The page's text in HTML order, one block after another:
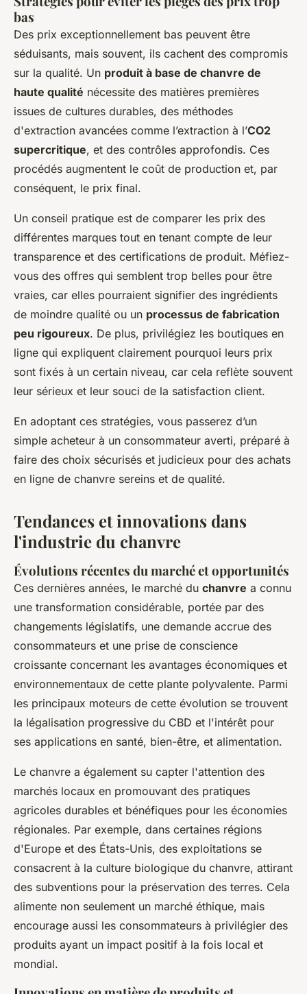
bas
Des prix exceptionnellement bas peuvent être
séduisants, mais souvent, ils cachent des compromis
sur la qualité. Un produit à base de chanvre de
haute qualité nécessite des matières premières
issues de cultures durables, des méthodes
d'extraction avancées comme l’extraction à l’CO2
supercritique, et des contrôles approfondis. Ces
procédés augmentent le coût de production et, par
conséquent, le prix final.
Un conseil pratique est de comparer les prix des
différentes marques tout en tenant compte de leur
transparence et des certifications de produit. Méfiez-
vous des offres qui semblent trop belles pour être
vraies, car elles pourraient signifier des ingrédients
de moindre qualité ou un processus de fabrication
peu rigoureux. De plus, privilégiez les boutiques en
ligne qui expliquent clairement pourquoi leurs prix
sont fixés à un certain niveau, car cela reflète souvent
leur sérieux et leur souci de la satisfaction client.
En adoptant ces stratégies, vous passerez d’un
simple acheteur à un consommateur averti, préparé à
faire des choix sécurisés et judicieux pour des achats
en ligne de chanvre sereins et de qualité.
Tendances et innovations dans
l'industrie du chanvre
Évolutions récentes du marché et opportunités
Ces dernières années, le marché du chanvre a connu
une transformation considérable, portée par des
changements législatifs, une demande accrue des
consommateurs et une prise de conscience
croissante concernant les avantages économiques et
environnementaux de cette plante polyvalente. Parmi
les principaux moteurs de cette évolution se trouvent
la légalisation progressive du CBD et l'intérêt pour
ses applications en santé, bien-être, et alimentation.
Le chanvre a également su capter l'attention des
marchés locaux en promouvant des pratiques
agricoles durables et bénéfiques pour les économies
régionales. Par exemple, dans certaines régions
d'Europe et des États-Unis, des exploitations se
consacrent à la culture biologique du chanvre, attirant
des subventions pour la préservation des terres. Cela
alimente non seulement un marché éthique, mais
encourage aussi les consommateurs à privilégier des
produits ayant un impact positif à la fois local et
mondial.